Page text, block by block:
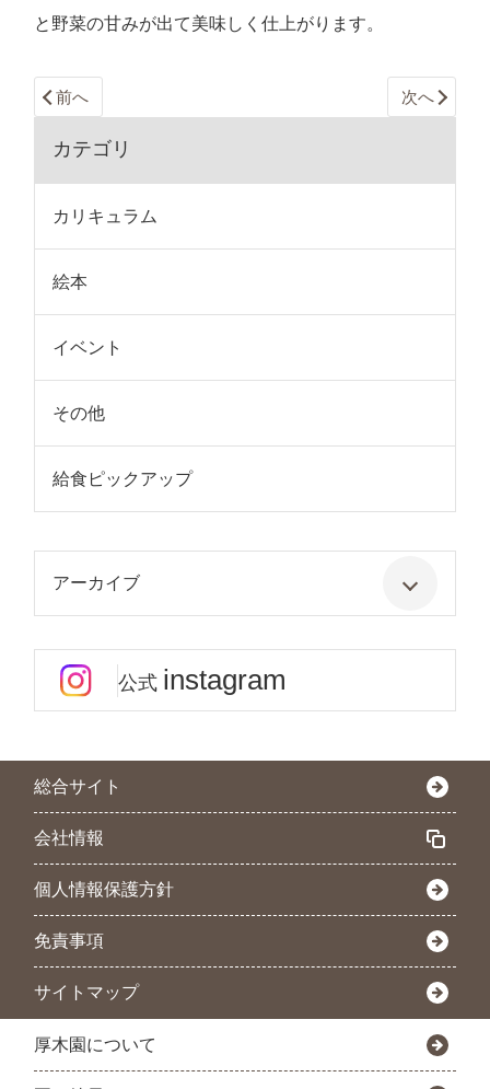
と野菜の甘みが出て美味しく仕上がります。
前へ 次へ
カテゴリ
カリキュラム
絵本
イベント
その他
給食ピックアップ
アーカイブ
公式 instagram
総合サイト
会社情報
個人情報保護方針
免責事項
サイトマップ
厚木園について